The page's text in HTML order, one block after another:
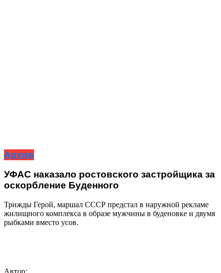
Архив
УФАС наказало ростовского застройщика за
оскорбление Буденного
Трижды Герой, маршал СССР предстал в наружной рекламе
жилищного комплекса в образе мужчины в буденовке и двумя
рыбками вместо усов.
Автор: